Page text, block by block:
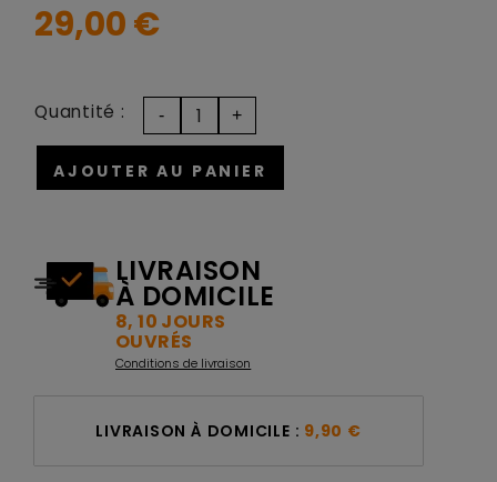
29,00 €
AJOUTER AU PANIER
Quantité :
LIVRAISON
À DOMICILE
8, 10 JOURS
OUVRÉS
Conditions de livraison
LIVRAISON À DOMICILE : 9,90 €